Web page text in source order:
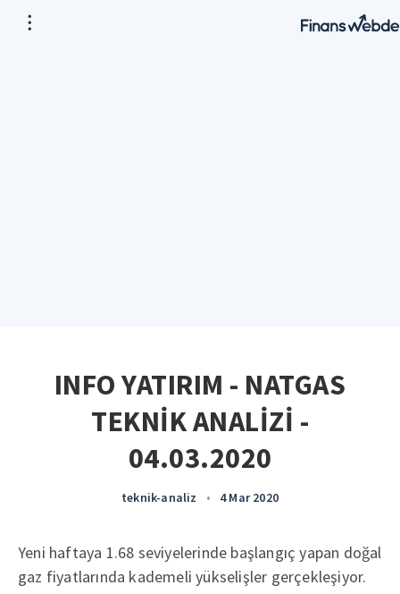
INFO YATIRIM - NATGAS
TEKNİK ANALİZİ -
04.03.2020
teknik-analiz • 4 Mar 2020
Yeni haftaya 1.68 seviyelerinde başlangıç yapan doğal
gaz fiyatlarında kademeli yükselişler gerçekleşiyor.